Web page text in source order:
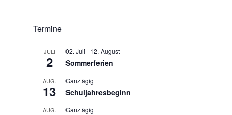
Termine
JULI
2
02. Juli - 12. August
Sommerferien
AUG.
13
Ganztägig
Schuljahresbeginn
AUG. Ganztägig